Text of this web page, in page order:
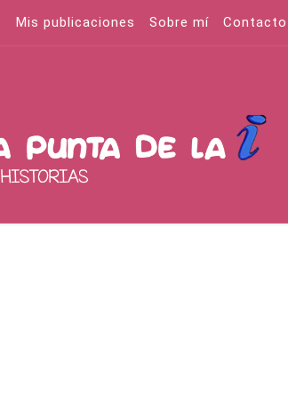
Mis publicaciones Sobre mí Contacto